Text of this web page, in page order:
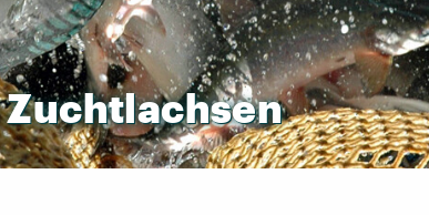
Zuchtlachsen